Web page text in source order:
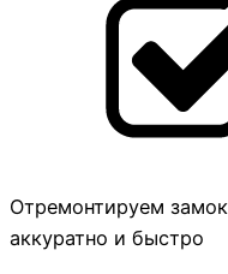
Отремонтируем
аккуратно и быстро